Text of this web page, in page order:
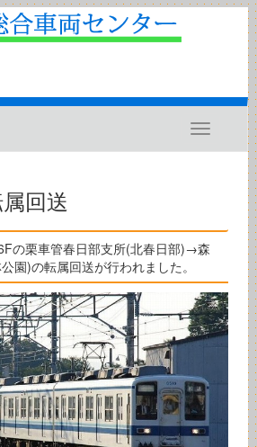
Toggle
navigation
回送
の栗車管春日部支所(北春日部)→森
園)の転属回送が行われました。